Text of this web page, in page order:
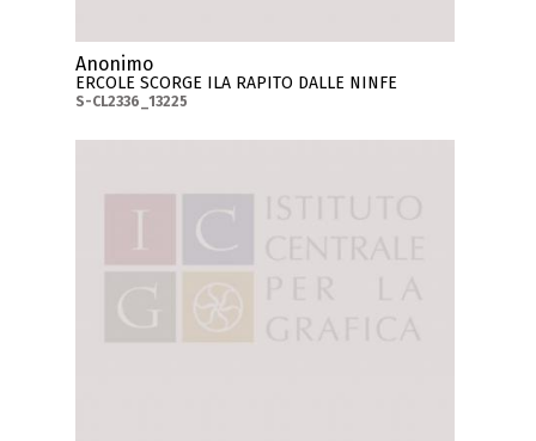
Anonimo
ERCOLE SCORGE ILA RAPITO DALLE NINFE
S-CL2336_13225